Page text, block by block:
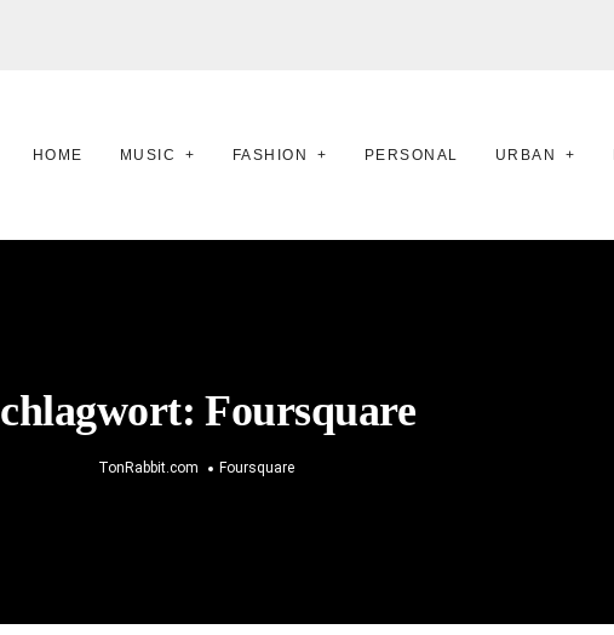
HOME MUSIC FASHION PERSONAL URBAN
Foursquare
TonRabbit.com Foursquare